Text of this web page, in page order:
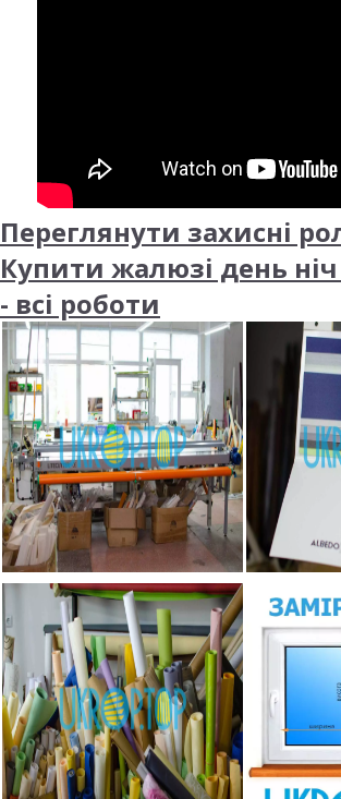
Переглянути захисні
Купити жалюзі день
- всі роботи